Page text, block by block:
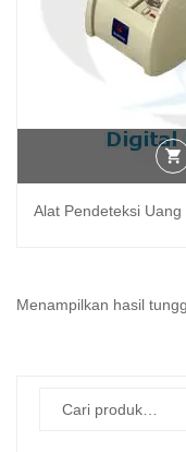
Alat Pendeteksi
Menampilkan hasil